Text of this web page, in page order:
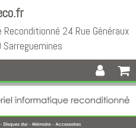
24 Rue Généraux